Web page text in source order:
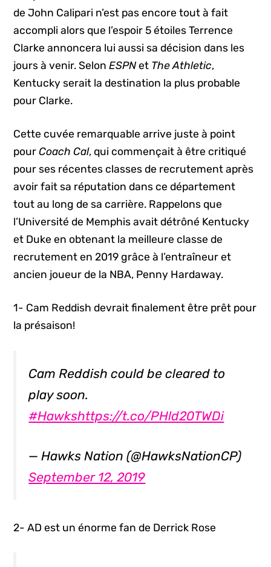
de John Calipari n’est pas encore tout à fait
accompli alors que l’espoir 5 étoiles Terrence
Clarke annoncera lui aussi sa décision dans les
jours à venir. SelonESPN et The Athletic,
Kentucky serait la destination la plus probable
pour Clarke.
Cette cuvée remarquable arrive juste à point
pourCoach Cal, qui commençait à être critiqué
pour ses récentes classes de recrutement après
avoir fait sa réputation dans ce département
tout au long de sa carrière. Rappelons que
l’Université de Memphis avait détrôné Kentucky
et Duke en obtenant la meilleure classe de
recrutement en 2019 grâce à l’entraîneur et
ancien joueur de la NBA, Penny Hardaway.
1- Cam Reddish devrait finalement être prêt pour
la présaison!
Cam Reddish could be cleared to
play soon.
#Hawkshttps://t.co/PHld20TWDi
— Hawks Nation (@HawksNationCP)
September 12, 2019
2- AD est un énorme fan de Derrick Rose